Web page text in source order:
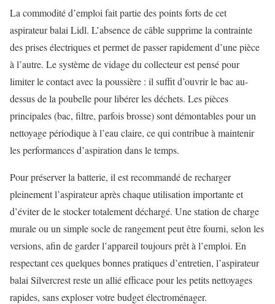
La commodité d’emploi fait partie des points forts de cet
aspirateur balai Lidl. L’absence de câble supprime la contrainte
des prises électriques et permet de passer rapidement d’une pièce
à l’autre. Le système de vidage du collecteur est pensé pour
limiter le contact avec la poussière : il suffit d’ouvrir le bac au-
dessus de la poubelle pour libérer les déchets. Les pièces
principales (bac, filtre, parfois brosse) sont démontables pour un
nettoyage périodique à l’eau claire, ce qui contribue à maintenir
les performances d’aspiration dans le temps.
Pour préserver la batterie, il est recommandé de recharger
pleinement l’aspirateur après chaque utilisation importante et
d’éviter de le stocker totalement déchargé. Une station de charge
murale ou un simple socle de rangement peut être fourni, selon les
versions, afin de garder l’appareil toujours prêt à l’emploi. En
respectant ces quelques bonnes pratiques d’entretien, l’aspirateur
balai Silvercrest reste un allié efficace pour les petits nettoyages
rapides, sans exploser votre budget électroménager.